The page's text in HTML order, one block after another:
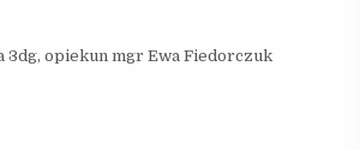
3dg, opiekun mgr Ewa Fiedorczuk